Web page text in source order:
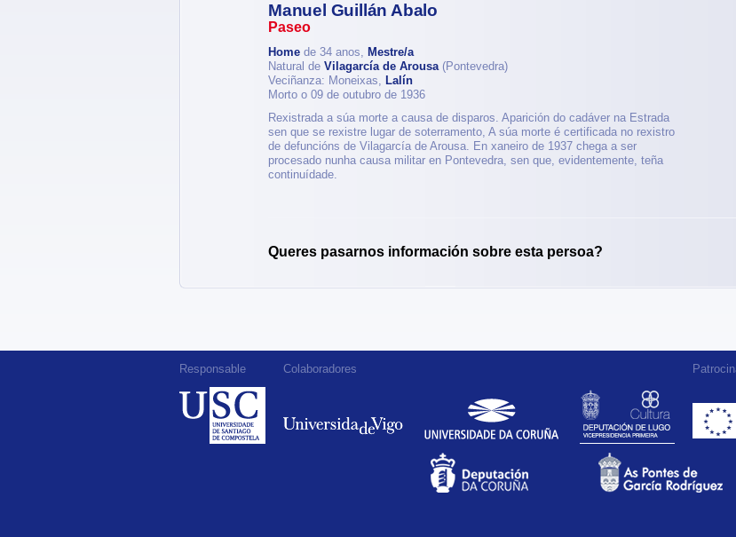
Manuel Guillán Abalo
Paseo
Home de 34 anos, Mestre/a
Natural de Vilagarcía de Arousa(Pontevedra)
Veciñanza: Moneixas, Lalín
Morto o 09 de outubro de 1936
Rexistrada a súa morte a causa de disparos. Aparición do cadáver na Estrada
sen que se rexistre lugar de soterramento, A súa morte é certificada no rexistro
de defuncións de Vilagarcía de Arousa. En xaneiro de 1937 chega a ser
procesado nunha causa militar en Pontevedra, sen que, evidentemente, teña
continuídade.
Queres pasarnos información sobre esta persoa?
Responsable Colaboradores